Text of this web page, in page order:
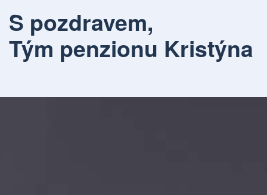
S pozdravem,
Tým penzionu Kristýna